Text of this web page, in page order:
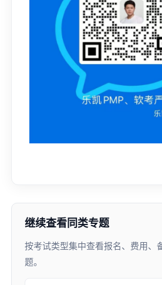
继续查看同类专题
按考试类型集中查看报名、费用、
题。